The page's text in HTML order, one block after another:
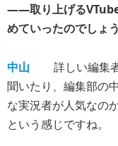
――取り上げる
めていったのでしょ
中山
詳しい編集
聞いたり、編集部の
な実況者が人気なの
という感じですね。